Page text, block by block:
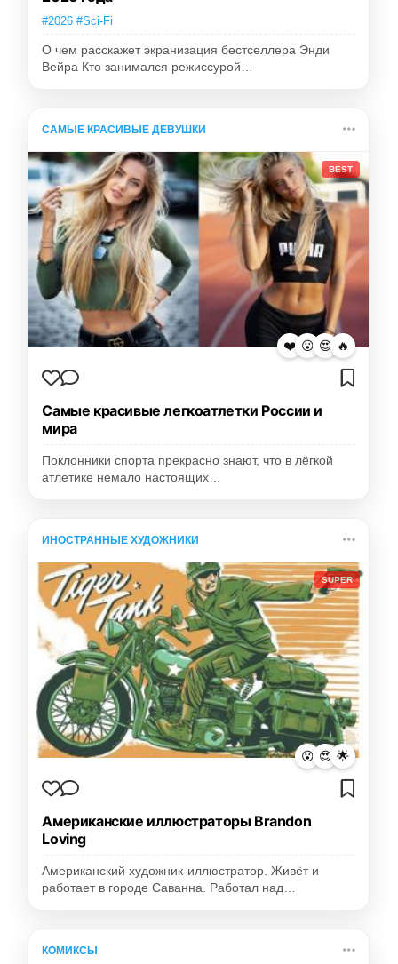
#2026 #Sci-Fi
О чем расскажет экранизация бестселлера Энди
Вейра Кто занимался режиссурой…
САМЫЕ КРАСИВЫЕ ДЕВУШКИ
BEST
❤️ 😮 😍 🔥
Самые красивые легкоатлетки России и
мира
Поклонники спорта прекрасно знают, что в лёгкой
атлетике немало настоящих…
ИНОСТРАННЫЕ ХУДОЖНИКИ
SUPER
😮 😍 🌟
Американские иллюстраторы Brandon
Loving
Американский художник-иллюстратор. Живёт и
работает в городе Саванна. Работал над…
КОМИКСЫ